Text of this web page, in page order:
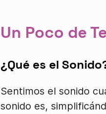
Un Poco de
¿Qué es el
Sentimos el sonido
sonido es,